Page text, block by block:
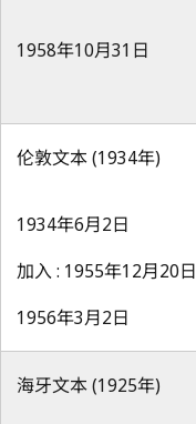
1958年10月31日
伦敦文本 (1934年)
1934年6月2日
加入 : 1955年12月20日
1956年3月2日
海牙文本 (1925年)